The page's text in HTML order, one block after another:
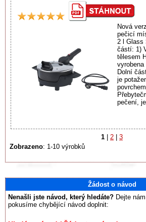
Nová
pečicí
2 l Glass
částí: 1)
tělesem
vyrobena
Dolní
je
pečení,
1 | 2 | 3
Zobrazeno: 1-10 výrobků
Žádost o návod
Nenašli jste návod, který hledáte? Dejte
pokusíme chybějící návod doplnit: